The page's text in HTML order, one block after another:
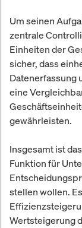
Um seinen
zentrale
Einheiten der
sicher, dass
Datenerfassung
eine
gewährleisten.
Insgesamt ist
Funktion für
stellen wollen.
Wertsteigerung